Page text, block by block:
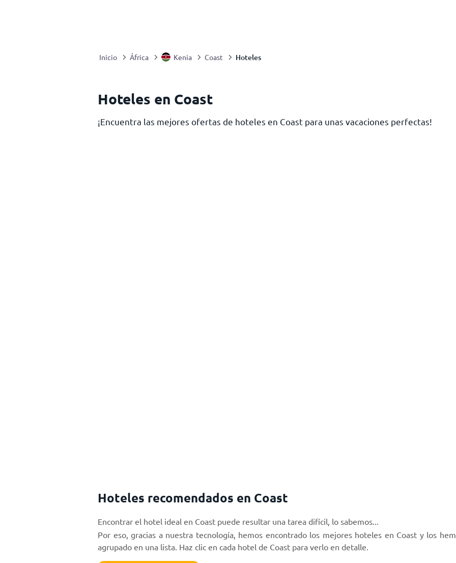
Inicio África Kenia Coast Hoteles
Hoteles en Coast
¡Encuentra las mejores ofertas de hoteles en Coast para unas vacaciones perfectas!
Hoteles recomendados en Coast
Encontrar el hotel ideal en Coast puede resultar una tarea difícil, lo sabemos...
Por eso, gracias a nuestra tecnología, hemos encontrado los mejores hoteles en Coast y los
agrupado en una lista. Haz clic en cada hotel de Coast para verlo en detalle.